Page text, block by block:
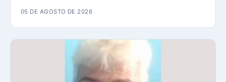
05 DE AGOSTO DE 2026